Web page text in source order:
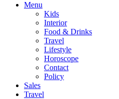
Menu
Kids
Interior
Food & Drinks
Travel
Lifestyle
Horoscope
Contact
Policy
Sales
Travel